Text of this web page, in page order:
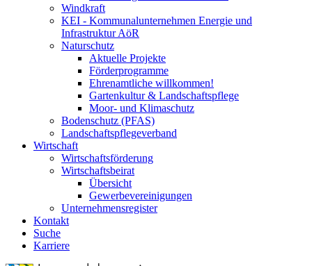
Windkraft
KEI - Kommunalunternehmen Energie und
Infrastruktur AöR
Naturschutz
Aktuelle Projekte
Förderprogramme
Ehrenamtliche willkommen!
Gartenkultur & Landschaftspflege
Moor- und Klimaschutz
Bodenschutz (PFAS)
Landschaftspflegeverband
Wirtschaft
Wirtschaftsförderung
Wirtschaftsbeirat
Übersicht
Gewerbevereinigungen
Unternehmensregister
Kontakt
Suche
Karriere